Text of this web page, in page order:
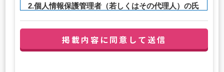
2.個人情報保護管理者（若しくはその代理人）の氏
連絡先：privacy@balleggs.co.jp